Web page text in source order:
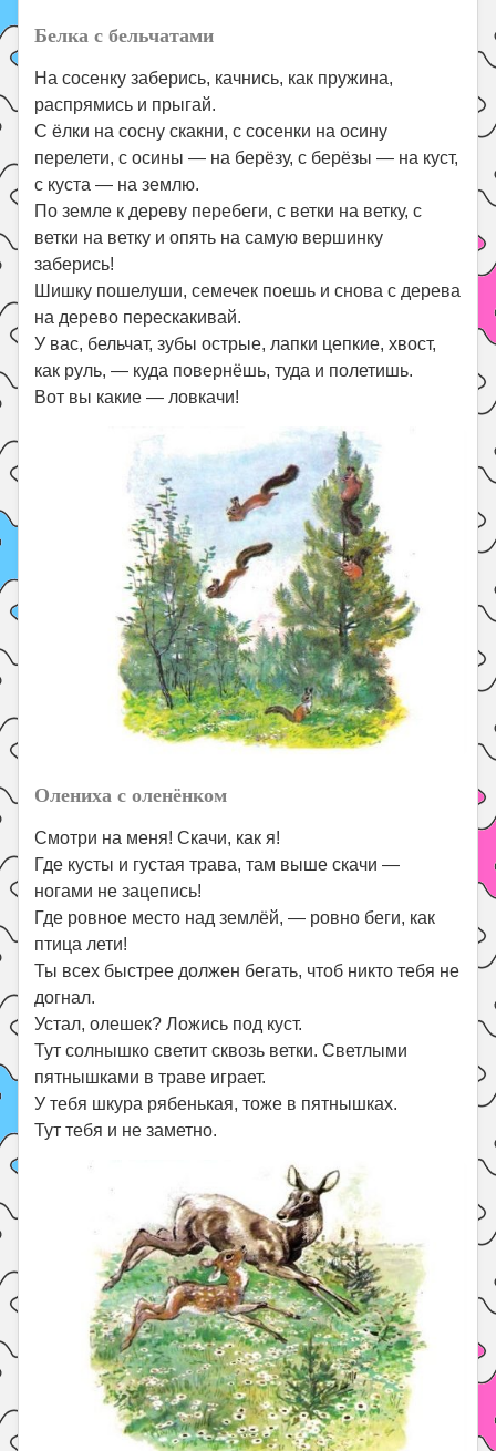
Белка с бельчатами
На сосенку заберись, качнись, как пружина,
распрямись и прыгай.
С ёлки на сосну скакни, с сосенки на осину
перелети, с осины — на берёзу, с берёзы — на куст,
с куста — на землю.
По земле к дереву перебеги, с ветки на ветку, с
ветки на ветку и опять на самую вершинку
заберись!
Шишку пошелуши, семечек поешь и снова с дерева
на дерево перескакивай.
У вас, бельчат, зубы острые, лапки цепкие, хвост,
как руль, — куда повернёшь, туда и полетишь.
Вот вы какие — ловкачи!
Олениха с оленёнком
Смотри на меня! Скачи, как я!
Где кусты и густая трава, там выше скачи —
ногами не зацепись!
Где ровное место над землёй, — ровно беги, как
птица лети!
Ты всех быстрее должен бегать, чтоб никто тебя не
догнал.
Устал, олешек? Ложись под куст.
Тут солнышко светит сквозь ветки. Светлыми
пятнышками в траве играет.
У тебя шкура рябенькая, тоже в пятнышках.
Тут тебя и не заметно.